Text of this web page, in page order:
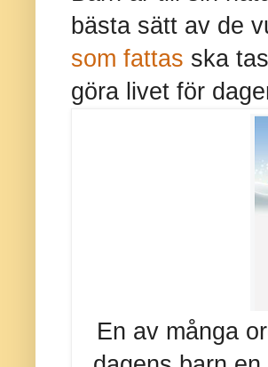
bästa sätt av de
som fattas ska
göra livet för
En av många